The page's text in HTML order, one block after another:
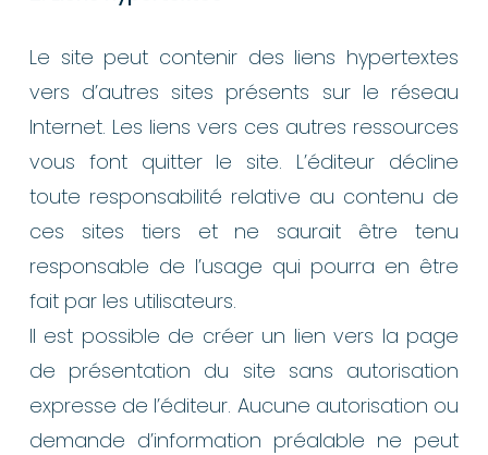
Le site peut contenir des liens hypertextes
vers d’autres sites présents sur le réseau
Internet. Les liens vers ces autres ressources
vous font quitter le site. L’éditeur décline
toute responsabilité relative au contenu de
ces sites tiers et ne saurait être tenu
responsable de l’usage qui pourra en être
fait par les utilisateurs.
Il est possible de créer un lien vers la page
de présentation du site sans autorisation
expresse de l’éditeur. Aucune autorisation ou
demande d’information préalable ne peut